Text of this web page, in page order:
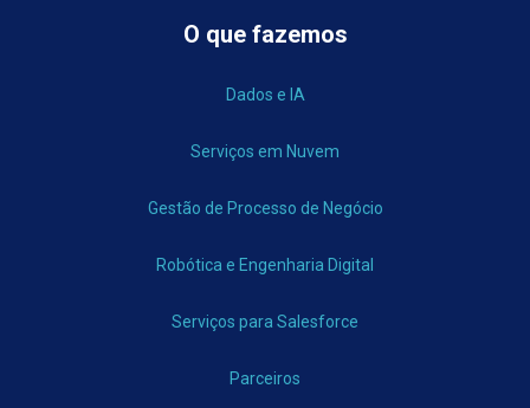
O que fazemos
Dados e IA
Serviços em Nuvem
Gestão de Processo de Negócio
Robótica e Engenharia Digital
Serviços para Salesforce
Parceiros